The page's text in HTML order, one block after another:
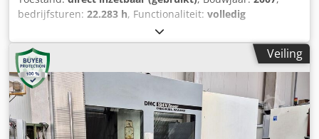
bedrijfsturen: 22.283 h, Functionaliteit: volledig
, machine-/voertuignummer:
verplaatsingsafstand X-as:1.200 mm, verplaatsing Y-as:
600 mm
, controller
model:Heidenhain iTNC 530, spilsnelheid (max.):6.000
rpm, TECHNISCHE GEGEVENS Verplaatsing X-as: 1.200 mm
Verplaatsing Y-as: 600 mm Verplaatsing Z-as: 600 mm
Werktablet Afmetingen werkvlak: 1.300 × 600 mm
Maximale belasting werkvlak: 1.200 kg Afstand werkvlak tot
Veiling